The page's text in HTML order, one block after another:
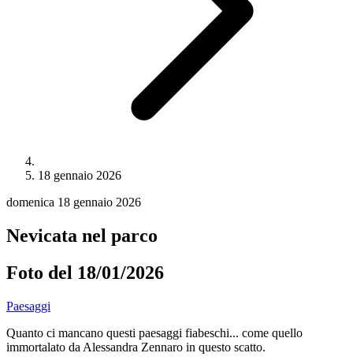
18 gennaio 2026
domenica 18 gennaio 2026
Nevicata nel parco
Foto del 18/01/2026
Paesaggi
Quanto ci mancano questi paesaggi fiabeschi... come quello
immortalato da Alessandra Zennaro in questo scatto.